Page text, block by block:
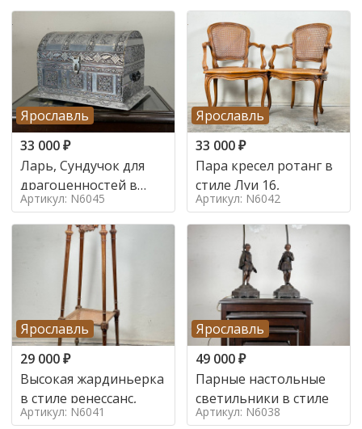
Ярославль
33 000₽
Ларь, Сундучок для
драгоценностей в
стиле
Артикул: N6045
Ярославль
33 000₽
Пара кресел ротанг в
стиле Луи 16,
Артикул: N6042
Ярославль
29 000₽
Высокая жардиньерка
в стиле ренессанс,
Артикул: N6041
Ярославль
49 000₽
Парные настольные
светильники в стиле
Артикул: N6038